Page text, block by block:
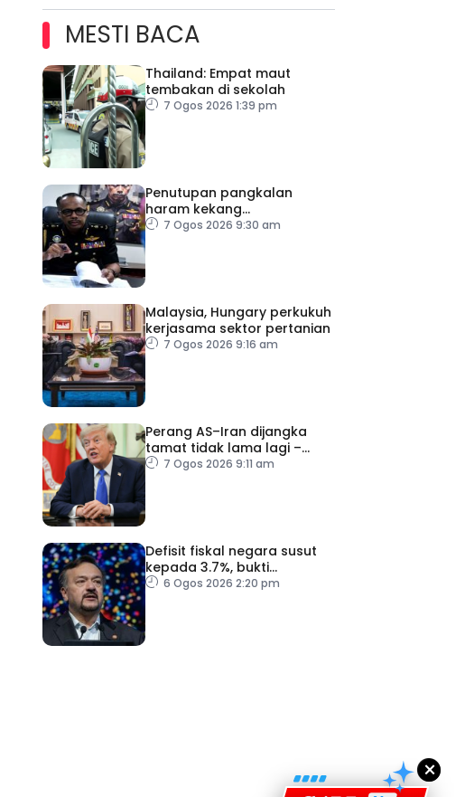
MESTI BACA
Thailand: Empat maut
tembakan di sekolah
7 Ogos 2026 1:39 pm
Penutupan pangkalan
haram kekang
penyeludupan di Kelantan
7 Ogos 2026 9:30 am
Malaysia, Hungary perkukuh
kerjasama sektor pertanian
7 Ogos 2026 9:16 am
Perang AS–Iran dijangka
tamat tidak lama lagi –
Trump
7 Ogos 2026 9:11 am
Defisit fiskal negara susut
kepada 3.7%, bukti
keyakinan pelabur masih
6 Ogos 2026 2:20 pm
×